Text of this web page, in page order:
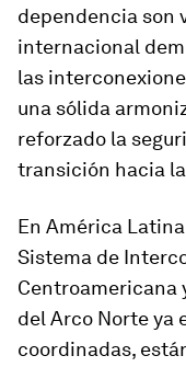
dependencia son
internacional
las
una sólida
reforzado la
transición hacia
En América
Sistema de
Centroamericana
del Arco Norte ya
coordinadas,